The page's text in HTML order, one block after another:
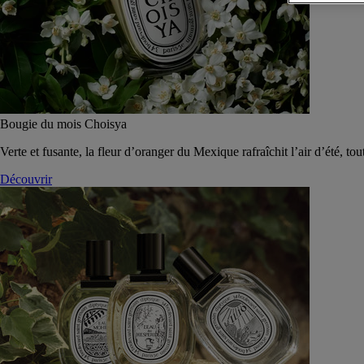
Bougie du mois Choisya
Verte et fusante, la fleur d’oranger du Mexique rafraîchit l’air d’été,
Découvrir